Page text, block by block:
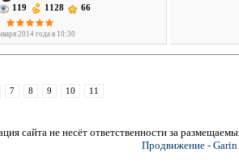
119 1128 66
2014 года в 10:30
7 8 9 10 11
сайта не несёт ответственности за
Продвижение -